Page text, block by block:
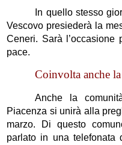
In quello stesso
Vescovo presiederà la
Ceneri. Sarà
pace.
Coinvolta anche
Anche la
Piacenza si unirà alla
marzo. Di questo
parlato in una telefonata